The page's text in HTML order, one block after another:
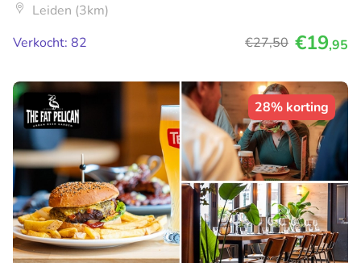
Leiden (3km)
Verkocht: 82
€27,50 €19,95
28% korting